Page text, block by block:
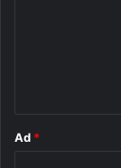
Ad *